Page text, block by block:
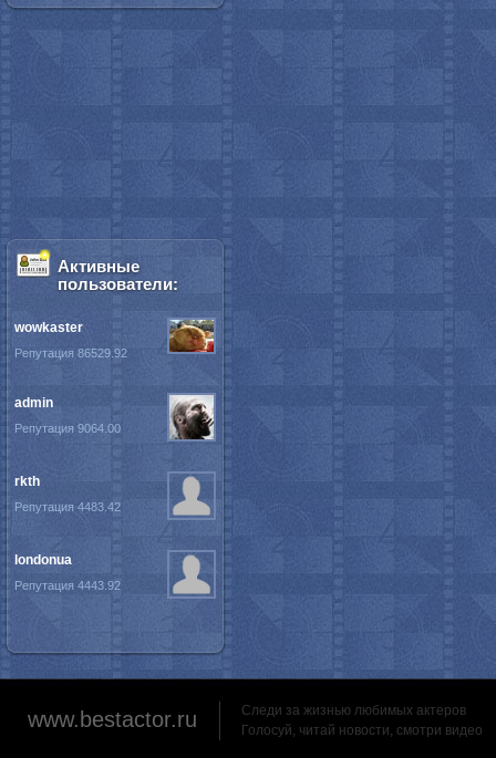
Активные
пользователи:
wowkaster
Репутация 86529.92
admin
Репутация 9064.00
rkth
Репутация 4483.42
londonua
Репутация 4443.92
www.bestactor.ru
Следи за жизнью любимых актеров
Голосуй, читай новости, смотри видео